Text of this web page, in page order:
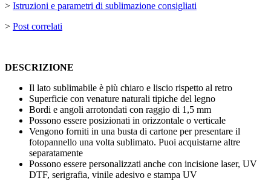
> Istruzioni e parametri di sublimazione consigliati
> Post correlati
DESCRIZIONE
Il lato sublimabile è più chiaro e liscio rispetto al retro
Superficie con venature naturali tipiche del legno
Bordi e angoli arrotondati con raggio di 1,5 mm
Possono essere posizionati in orizzontale o verticale
Vengono forniti in una busta di cartone per presentare il
fotopannello una volta sublimato. Puoi acquistarne altre
separatamente
Possono essere personalizzati anche con incisione laser, UV
DTF, serigrafia, vinile adesivo e stampa UV